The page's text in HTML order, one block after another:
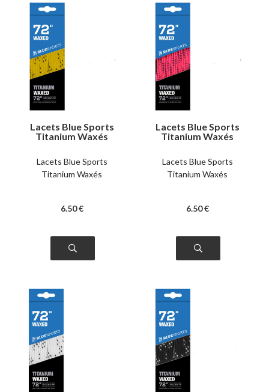
Lacets Blue Sports
Titanium Waxés
Lacets Blue Sports
Titanium Waxés
6.50 €
Lacets Blue Sports
Titanium Waxés
Lacets Blue Sports
Titanium Waxés
6.50 €